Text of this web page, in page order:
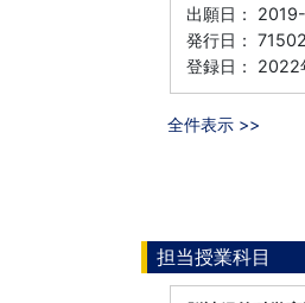
出願日：
発行日：
登録日： 2022
全件表示 >>
担当授業科目